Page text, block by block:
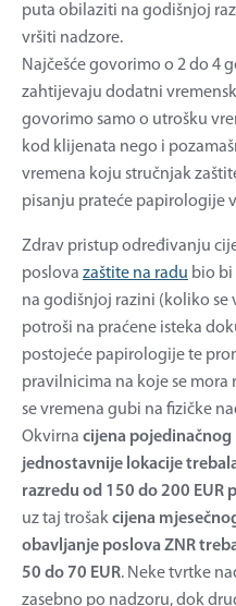
puta obilaziti na godišnjoj
vršiti nadzore.
Najčešće govorimo o 2 do 4
zahtijevaju dodatni
govorimo samo o utrošku
kod klijenata nego i
vremena koju stručnjak
pisanju prateće papirologije
Zdrav pristup određivanju
poslova zaštite na radu bio bi
na godišnjoj razini (koliko se
potroši na praćene isteka
postojeće papirologije te
pravilnicima na koje se mora
se vremena gubi na fizičke
Okvirna cijena pojedinačnog
jednostavnije lokacije
razredu od 150 do 200 EUR
uz taj trošakcijena
obavljanje poslova ZNR
50 do 70 EUR. Neke tvrtke
zasebno po nadzoru, dok